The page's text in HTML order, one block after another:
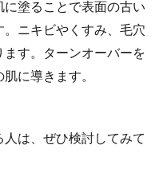
塗ることで表面の古い
ニキビやくすみ、毛穴
す。ターンオーバーを
に導きます。
は、ぜひ検討してみて